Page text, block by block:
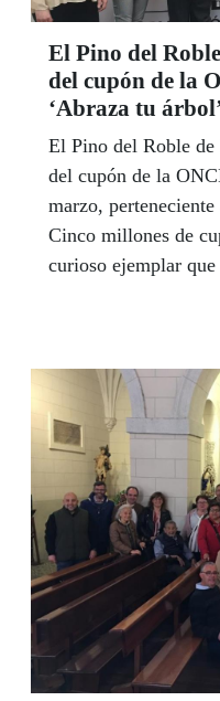
El Pino del
del cupón de la
‘Abraza tu
El Pino del Roble de
del cupón de la
marzo,
Cinco millones de
curioso ejemplar